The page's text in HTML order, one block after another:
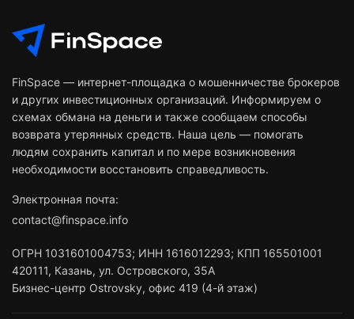
FinSpace — интернет-площадка о мошенничестве брокеров
и других инвестиционных организаций. Информируем о
схемах обмана на деньги и также сообщаем способы
возврата утерянных средств. Наша цель — помогать
людям сохранить капитал и по мере возникновения
необходимости восстановить справедливость.
Электронная почта:
contact@finspace.info
ОГРН 1031601004753; ИНН 1616012293; КПП 165501001
420111, Казань, ул. Островского, 35А
Бизнес-центр Ostrovsky, офис 419 (4-й этаж)